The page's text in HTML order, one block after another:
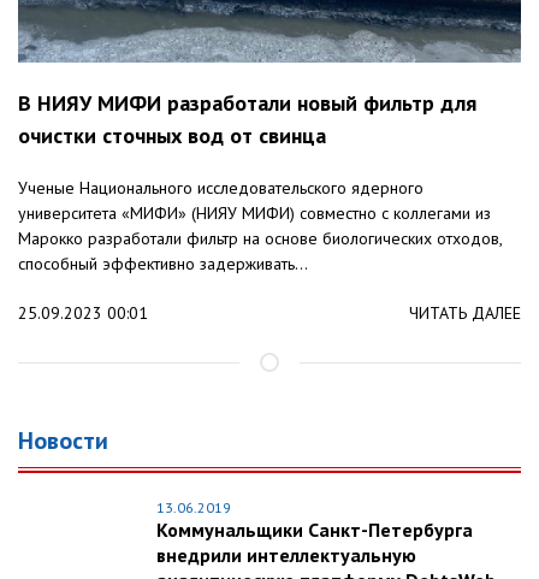
В НИЯУ МИФИ разработали новый фильтр для
очистки сточных вод от свинца
Ученые Национального исследовательского ядерного
университета «МИФИ» (НИЯУ МИФИ) совместно с коллегами из
Марокко разработали фильтр на основе биологических отходов,
способный эффективно задерживать...
25.09.2023 00:01 ЧИТАТЬ ДАЛЕЕ
Новости
13.06.2019
Коммунальщики Санкт-Петербурга
внедрили интеллектуальную